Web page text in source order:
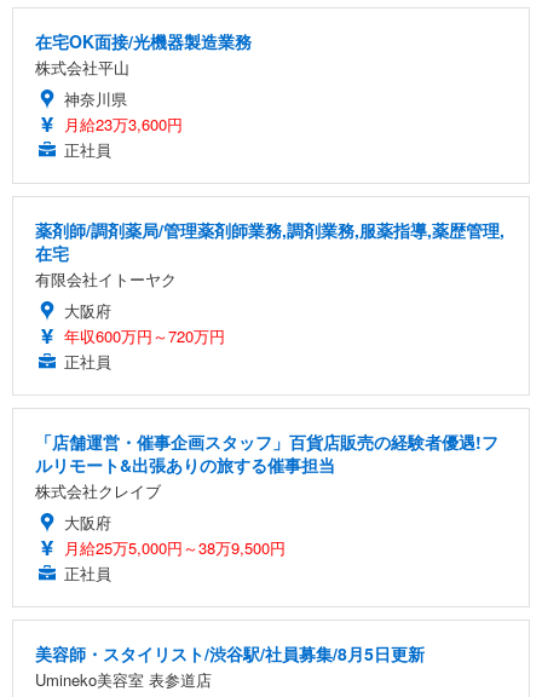
在宅OK面接/光機器製造業務
株式会社平山
神奈川県
月給23万3,600円
正社員
薬剤師/調剤薬局/管理薬剤師業務,調剤業務,服薬指導,薬歴管理,
在宅
有限会社イトーヤク
大阪府
年収600万円～720万円
正社員
「店舗運営・催事企画スタッフ」百貨店販売の経験者優遇!フ
ルリモート&出張ありの旅する催事担当
株式会社クレイブ
大阪府
月給25万5,000円～38万9,500円
正社員
美容師・スタイリスト/渋谷駅/社員募集/8月5日更新
Umineko美容室 表参道店